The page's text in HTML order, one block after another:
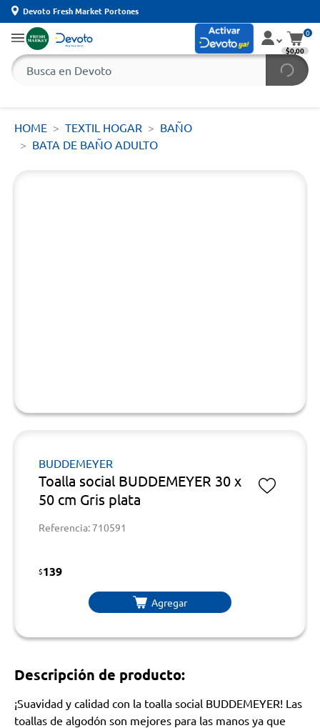
Devoto Fresh Market Portones
0
$0,00
HOME TEXTIL HOGAR
BAÑO
BATA DE BAÑO ADULTO
BUDDEMEYER
Toalla social BUDDEMEYER 30 x
50 cm Gris plata
Referencia: 710591
$139
Agregar
Descripción de producto:
¡Suavidad y calidad con la toalla social BUDDEMEYER! Las
toallas de algodón son mejores para las manos ya que